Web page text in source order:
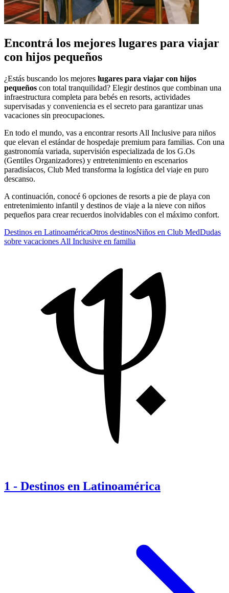
Encontrá los mejores lugares para viajar
con hijos pequeños
¿Estás buscando los mejores lugares para viajar con hijos
pequeños con total tranquilidad? Elegir destinos que combinan una
infraestructura completa para bebés en resorts, actividades
supervisadas y conveniencia es el secreto para garantizar unas
vacaciones sin preocupaciones.
En todo el mundo, vas a encontrar resorts All Inclusive para niños
que elevan el estándar de hospedaje premium para familias. Con una
gastronomía variada, supervisión especializada de los G.Os
(Gentiles Organizadores) y entretenimiento en escenarios
paradisíacos, Club Med transforma la logística del viaje en puro
descanso.
A continuación, conocé 6 opciones de resorts a pie de playa con
entretenimiento infantil y destinos de viaje a la nieve con niños
pequeños para crear recuerdos inolvidables con el máximo confort.
Destinos en LatinoaméricaOtros destinosNiños en Club MedDudas
sobre vacaciones All Inclusive en familia
1 - Destinos en Latinoamérica